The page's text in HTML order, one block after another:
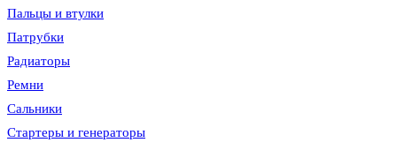
Пальцы и втулки
Патрубки
Радиаторы
Ремни
Сальники
Стартеры и генераторы